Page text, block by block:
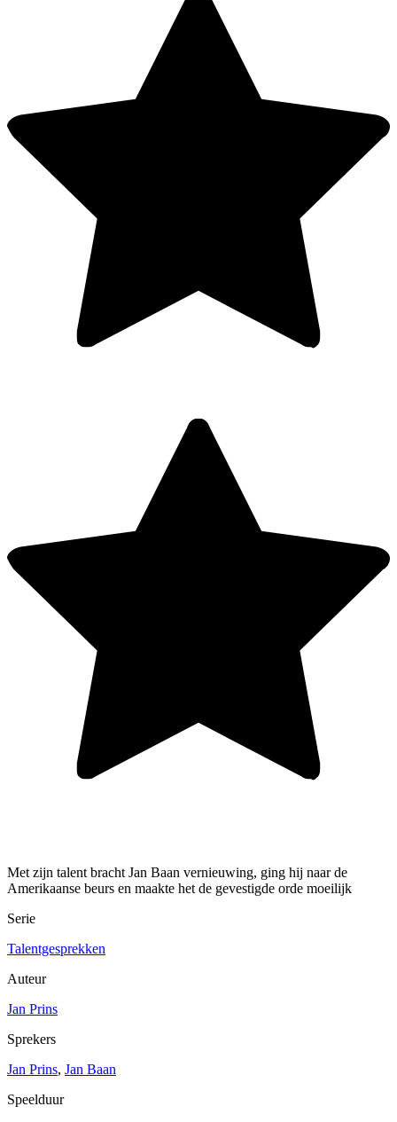
Met zijn talent bracht Jan Baan vernieuwing, ging hij naar de
Amerikaanse beurs en maakte het de gevestigde orde moeilijk
Serie
Talentgesprekken
Auteur
Jan Prins
Sprekers
Jan Prins, Jan Baan
Speelduur